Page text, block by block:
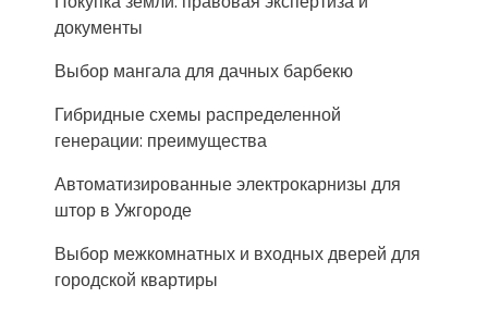
документы
Выбор мангала для дачных барбекю
Гибридные схемы распределенной
генерации: преимущества
Автоматизированные электрокарнизы для
штор в Ужгороде
Выбор межкомнатных и входных дверей для
городской квартиры